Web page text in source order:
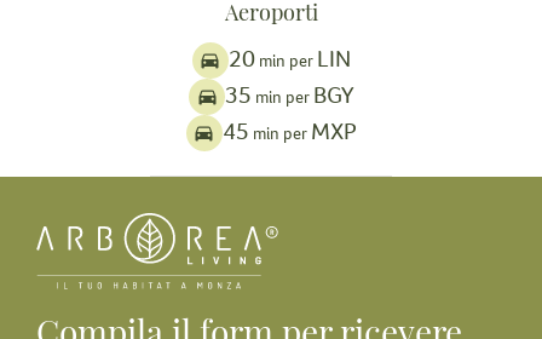
Aeroporti
20min per LIN
35 min per BGY
45 min per MXP